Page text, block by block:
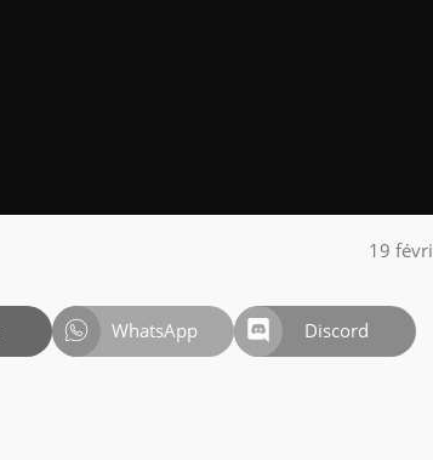
19
WhatsApp Discord